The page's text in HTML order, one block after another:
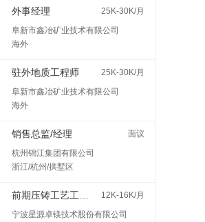
外事经理
25K-30K/月
阜新市鑫冶矿业技术有限公司
海外
驻外地质工程师
25K-30K/月
阜新市鑫冶矿业技术有限公司
海外
销售总监/经理
面议
杭州锦江集团有限公司
浙江/杭州/拱墅区
12K-16K/月
宁波星源卓镁技术股份有限公司